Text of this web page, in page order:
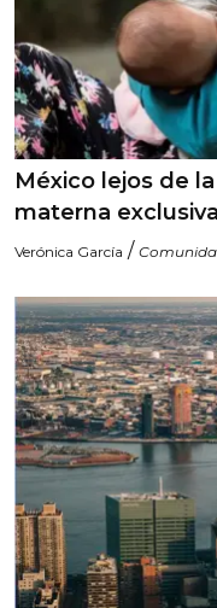
México lejos de
materna
Verónica García /